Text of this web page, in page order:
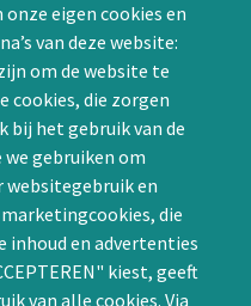
eigen cookies en
van deze website:
om de website te
cookies, die zorgen
bij het gebruik van de
gebruiken om
websitegebruik en
die
inhoud en advertenties
kiest, geeft
van alle cookies. Via
samenwerken in een van
de Special Interest
Groepen (SIG’s) of zelf een
SIG initiëren
Word lid